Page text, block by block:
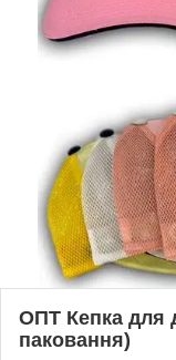
ОПТ Кепка для
паковання)